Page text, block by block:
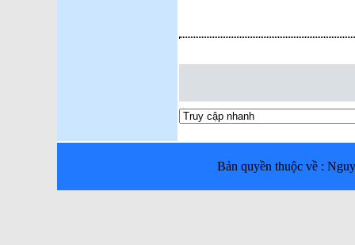
Bản quyền thuộc về :